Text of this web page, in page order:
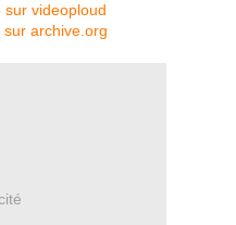
sur videoploud
archive.org